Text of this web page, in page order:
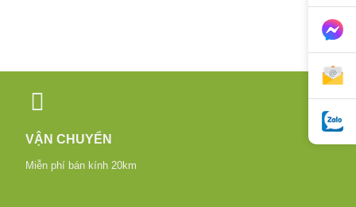
VẬN CHUYỂN
Miễn phí bán kính 20km